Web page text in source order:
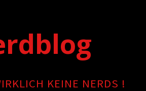
KEINE NERDS !